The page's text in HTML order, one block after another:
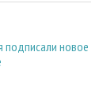
новое